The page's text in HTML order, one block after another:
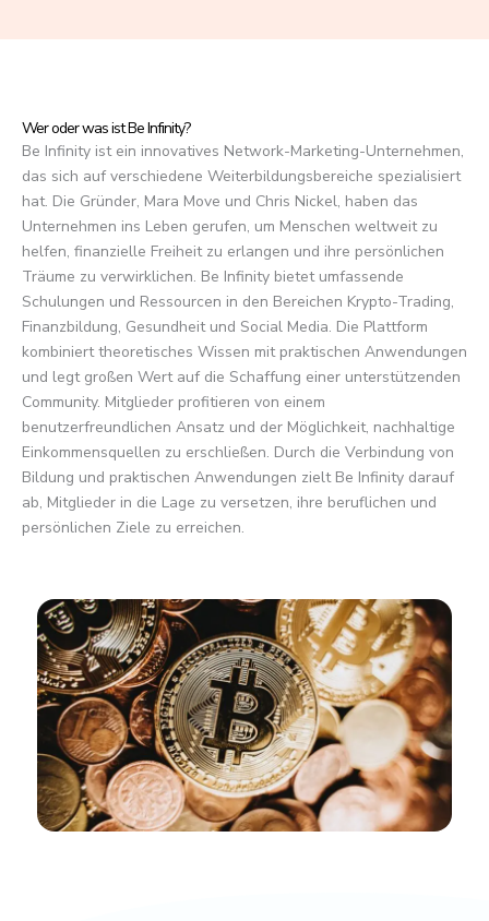
5
Wer oder was ist Be Infinity?
Be Infinity ist ein innovatives Network-Marketing-Unternehmen,
das sich auf verschiedene Weiterbildungsbereiche spezialisiert
hat. Die Gründer, Mara Move und Chris Nickel, haben das
Unternehmen ins Leben gerufen, um Menschen weltweit zu
helfen, finanzielle Freiheit zu erlangen und ihre persönlichen
Träume zu verwirklichen. Be Infinity bietet umfassende
Schulungen und Ressourcen in den Bereichen Krypto-Trading,
Finanzbildung, Gesundheit und Social Media. Die Plattform
kombiniert theoretisches Wissen mit praktischen Anwendungen
und legt großen Wert auf die Schaffung einer unterstützenden
Community. Mitglieder profitieren von einem
benutzerfreundlichen Ansatz und der Möglichkeit, nachhaltige
Einkommensquellen zu erschließen. Durch die Verbindung von
Bildung und praktischen Anwendungen zielt Be Infinity darauf
ab, Mitglieder in die Lage zu versetzen, ihre beruflichen und
persönlichen Ziele zu erreichen.